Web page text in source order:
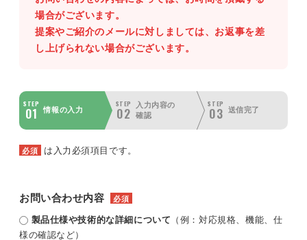
場合がございます。
提案やご紹介のメールに対しましては、お返事を差
し上げられない場合がございます。
STEP
01 情報の入力
STEP
02
入力内容の
確認
STEP
03 送信完了
必須 は入力必須項目です。
お問い合わせ内容 必須
製品仕様や技術的な詳細について （例：対応規格、機能、仕
様の確認など）